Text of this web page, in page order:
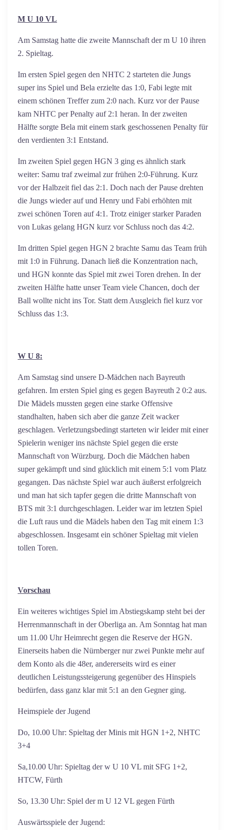
M U 10 VL
Am Samstag hatte die zweite Mannschaft der m U 10 ihren
2. Spieltag.
Im ersten Spiel gegen den NHTC 2 starteten die Jungs
super ins Spiel und Bela erzielte das 1:0, Fabi legte mit
einem schönen Treffer zum 2:0 nach. Kurz vor der Pause
kam NHTC per Penalty auf 2:1 heran. In der zweiten
Hälfte sorgte Bela mit einem stark geschossenen Penalty für
den verdienten 3:1 Entstand.
Im zweiten Spiel gegen HGN 3 ging es ähnlich stark
weiter: Samu traf zweimal zur frühen 2:0-Führung. Kurz
vor der Halbzeit fiel das 2:1. Doch nach der Pause drehten
die Jungs wieder auf und Henry und Fabi erhöhten mit
zwei schönen Toren auf 4:1. Trotz einiger starker Paraden
von Lukas gelang HGN kurz vor Schluss noch das 4:2.
Im dritten Spiel gegen HGN 2 brachte Samu das Team früh
mit 1:0 in Führung. Danach ließ die Konzentration nach,
und HGN konnte das Spiel mit zwei Toren drehen. In der
zweiten Hälfte hatte unser Team viele Chancen, doch der
Ball wollte nicht ins Tor. Statt dem Ausgleich fiel kurz vor
Schluss das 1:3.
W U 8:
Am Samstag sind unsere D-Mädchen nach Bayreuth
gefahren. Im ersten Spiel ging es gegen Bayreuth 2 0:2 aus.
Die Mädels mussten gegen eine starke Offensive
standhalten, haben sich aber die ganze Zeit wacker
geschlagen. Verletzungsbedingt starteten wir leider mit einer
Spielerin weniger ins nächste Spiel gegen die erste
Mannschaft von Würzburg. Doch die Mädchen haben
super gekämpft und sind glücklich mit einem 5:1 vom Platz
gegangen. Das nächste Spiel war auch äußerst erfolgreich
und man hat sich tapfer gegen die dritte Mannschaft von
BTS mit 3:1 durchgeschlagen. Leider war im letzten Spiel
die Luft raus und die Mädels haben den Tag mit einem 1:3
abgeschlossen. Insgesamt ein schöner Spieltag mit vielen
tollen Toren.
Vorschau
Ein weiteres wichtiges Spiel im Abstiegskamp steht bei der
Herrenmannschaft in der Oberliga an. Am Sonntag hat man
um 11.00 Uhr Heimrecht gegen die Reserve der HGN.
Einerseits haben die Nürnberger nur zwei Punkte mehr auf
dem Konto als die 48er, andererseits wird es einer
deutlichen Leistungssteigerung gegenüber des Hinspiels
bedürfen, dass ganz klar mit 5:1 an den Gegner ging.
Heimspiele der Jugend
Do, 10.00 Uhr: Spieltag der Minis mit HGN 1+2, NHTC
3+4
Sa,10.00 Uhr: Spieltag der w U 10 VL mit SFG 1+2,
HTCW, Fürth
So, 13.30 Uhr: Spiel der m U 12 VL gegen Fürth
Auswärtsspiele der Jugend: